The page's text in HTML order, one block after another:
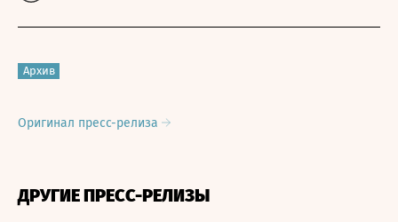
Архив
Оригинал пресс-релиза
ДРУГИЕ ПРЕСС-РЕЛИЗЫ